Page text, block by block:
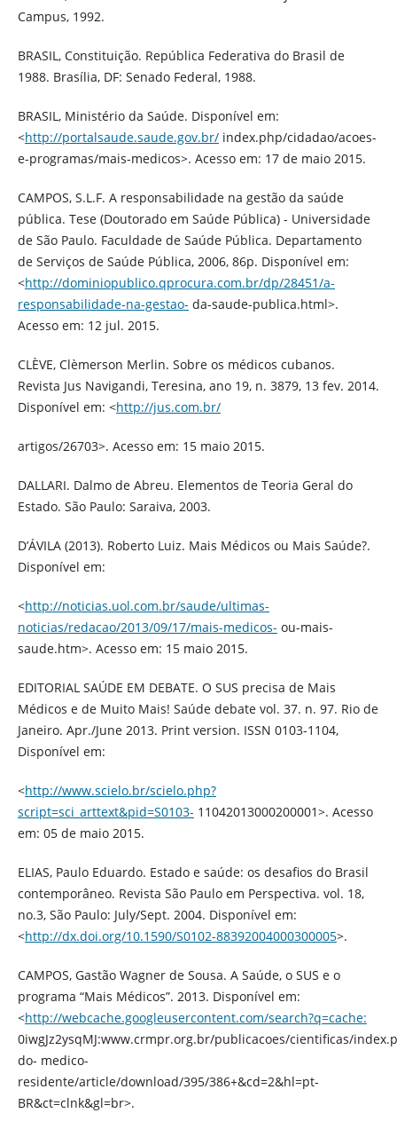
Campus, 1992.
BRASIL, Constituição. República Federativa do Brasil de
1988. Brasília, DF: Senado Federal, 1988.
BRASIL, Ministério da Saúde. Disponível em:
<http://portalsaude.saude.gov.br/index.php/cidadao/acoes-
e-programas/mais-medicos>. Acesso em: 17 de maio 2015.
CAMPOS, S.L.F. A responsabilidade na gestão da saúde
pública. Tese (Doutorado em Saúde Pública) - Universidade
de São Paulo. Faculdade de Saúde Pública. Departamento
de Serviços de Saúde Pública, 2006, 86p. Disponível em:
<http://dominiopublico.qprocura.com.br/dp/28451/a-
responsabilidade-na-gestao- da-saude-publica.html>.
Acesso em: 12 jul. 2015.
CLÈVE, Clèmerson Merlin. Sobre os médicos cubanos.
Revista Jus Navigandi, Teresina, ano 19, n. 3879, 13 fev. 2014.
Disponível em: <http://jus.com.br/
artigos/26703>. Acesso em: 15 maio 2015.
DALLARI. Dalmo de Abreu. Elementos de Teoria Geral do
Estado. São Paulo: Saraiva, 2003.
D’ÁVILA (2013). Roberto Luiz. Mais Médicos ou Mais Saúde?.
Disponível em:
<http://noticias.uol.com.br/saude/ultimas-
noticias/redacao/2013/09/17/mais-medicos- ou-mais-
saude.htm>. Acesso em: 15 maio 2015.
EDITORIAL SAÚDE EM DEBATE. O SUS precisa de Mais
Médicos e de Muito Mais! Saúde debate vol. 37. n. 97. Rio de
Janeiro. Apr./June 2013. Print version. ISSN 0103-1104,
Disponível em:
<http://www.scielo.br/scielo.php?
script=sci_arttext&pid=S0103- 11042013000200001>. Acesso
em: 05 de maio 2015.
ELIAS, Paulo Eduardo. Estado e saúde: os desafios do Brasil
contemporâneo. Revista São Paulo em Perspectiva. vol. 18,
no.3, São Paulo: July/Sept. 2004. Disponível em:
<http://dx.doi.org/10.1590/S0102-88392004000300005>.
CAMPOS, Gastão Wagner de Sousa. A Saúde, o SUS e o
programa “Mais Médicos”. 2013. Disponível em:
<http://webcache.googleusercontent.com/search?q=cache:
0iwgJz2ysqMJ:www.crmpr.org.br/publicacoes/cientificas/
do- medico-
residente/article/download/395/386+&cd=2&hl=pt-
BR&ct=clnk&gl=br>.